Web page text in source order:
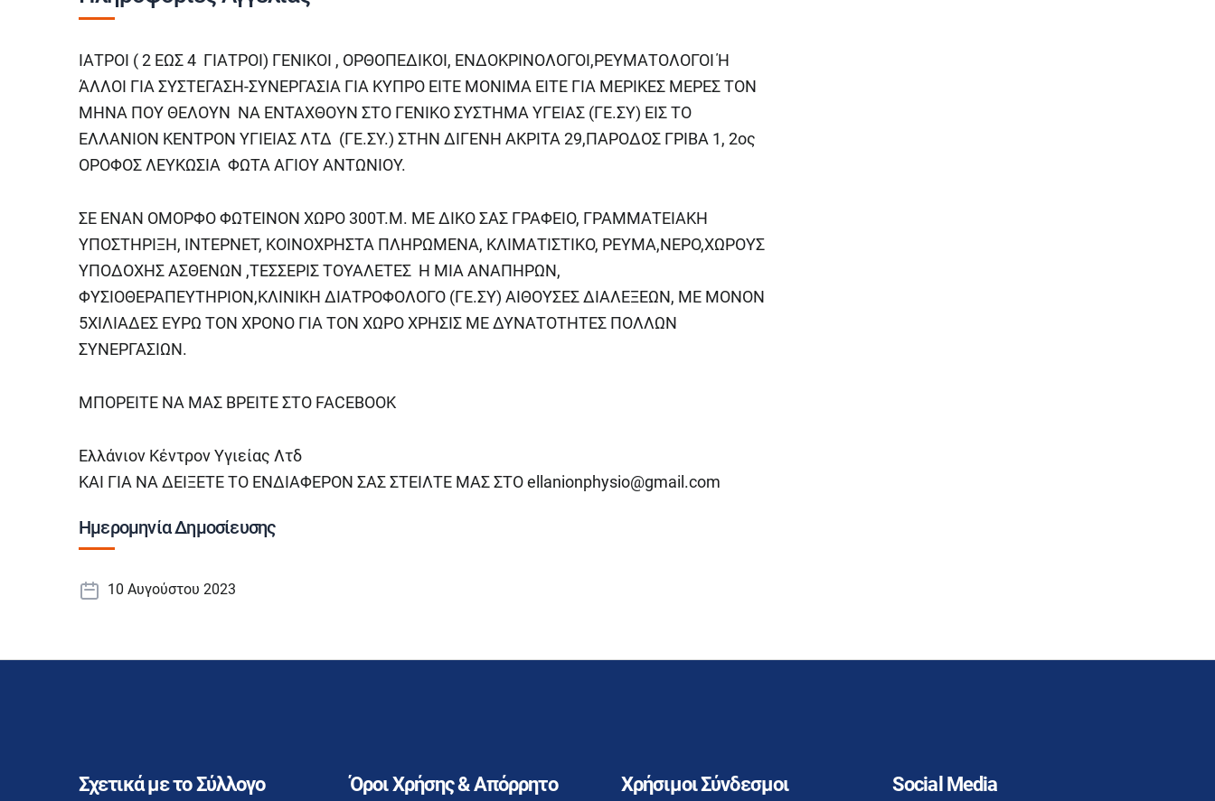
ΙΑΤΡΟΙ ( 2 ΕΩΣ 4 ΓΙΑΤΡΟΙ) ΓΕΝΙΚΟΙ , ΟΡΘΟΠΕΔΙΚΟΙ, ΕΝΔΟΚΡΙΝΟΛΟΓΟΙ,ΡΕΥΜΑΤΟΛΟΓΟΙ Ή
ΆΛΛΟΙ ΓΙΑ ΣΥΣΤΕΓΑΣΗ-ΣΥΝΕΡΓΑΣΙΑ ΓΙΑ ΚΥΠΡΟ ΕΙΤΕ ΜΟΝΙΜΑ ΕΙΤΕ ΓΙΑ ΜΕΡΙΚΕΣ ΜΕΡΕΣ ΤΟΝ
ΜΗΝΑ ΠΟΥ ΘΕΛΟΥΝ ΝΑ ΕΝΤΑΧΘΟΥΝ ΣΤΟ ΓΕΝΙΚΟ ΣΥΣΤΗΜΑ ΥΓΕΙΑΣ (ΓΕ.ΣΥ) ΕΙΣ ΤΟ
ΕΛΛΑΝΙΟΝ ΚΕΝΤΡΟΝ ΥΓΙΕΙΑΣ ΛΤΔ (ΓΕ.ΣΥ.) ΣΤΗΝ ΔΙΓΕΝΗ ΑΚΡΙΤΑ 29,ΠΑΡΟΔΟΣ ΓΡΙΒΑ 1, 2ος
ΟΡΟΦΟΣ ΛΕΥΚΩΣΙΑ ΦΩΤΑ ΑΓΙΟΥ ΑΝΤΩΝΙΟΥ.
ΣΕ ΕΝΑΝ ΟΜΟΡΦΟ ΦΩΤΕΙΝΟΝ ΧΩΡΟ 300Τ.Μ. ΜΕ ΔΙΚΟ ΣΑΣ ΓΡΑΦΕΙΟ, ΓΡΑΜΜΑΤΕΙΑΚΗ
ΥΠΟΣΤΗΡΙΞΗ, ΙΝΤΕΡΝΕΤ, ΚΟΙΝΟΧΡΗΣΤΑ ΠΛΗΡΩΜΕΝΑ, ΚΛΙΜΑΤΙΣΤΙΚΟ, ΡΕΥΜΑ,ΝΕΡΟ,ΧΩΡΟΥΣ
ΥΠΟΔΟΧΗΣ ΑΣΘΕΝΩΝ ,ΤΕΣΣΕΡΙΣ ΤΟΥΑΛΕΤΕΣ Η ΜΙΑ ΑΝΑΠΗΡΩΝ,
ΦΥΣΙΟΘΕΡΑΠΕΥΤΗΡΙΟΝ,ΚΛΙΝΙΚΗ ΔΙΑΤΡΟΦΟΛΟΓΟ (ΓΕ.ΣΥ) ΑΙΘΟΥΣΕΣ ΔΙΑΛΕΞΕΩΝ, ΜΕ ΜΟΝΟΝ
5ΧΙΛΙΑΔΕΣ ΕΥΡΩ ΤΟΝ ΧΡΟΝΟ ΓΙΑ ΤΟΝ ΧΩΡΟ ΧΡΗΣΙΣ ΜΕ ΔΥΝΑΤΟΤΗΤΕΣ ΠΟΛΛΩΝ
ΣΥΝΕΡΓΑΣΙΩΝ.
ΜΠΟΡΕΙΤΕ ΝΑ ΜΑΣ ΒΡΕΙΤΕ ΣΤΟ FACEBOOK
Ελλάνιον Κέντρον Υγιείας Λτδ
ΚΑΙ ΓΙΑ ΝΑ ΔΕΙΞΕΤΕ ΤΟ ΕΝΔΙΑΦΕΡΟΝ ΣΑΣ ΣΤΕΙΛΤΕ ΜΑΣ ΣΤΟellanionphysio@gmail.com
Ημερομηνία Δημοσίευσης
10 Αυγούστου 2023
Σχετικά με το Σύλλογο Όροι Χρήσης & Απόρρητο Χρήσιμοι Σύνδεσμοι Social Media